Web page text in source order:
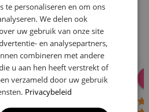
Donald Vossen
08:28 17 Dec 24
Lisa Vlok
06:41 08 Oct 24 10:58 31
te personaliseren en om ons
We delen ook
uw gebruik van onze site
en analysepartners,
combineren met andere
u aan hen heeft verstrekt of
verzameld door uw gebruik
Privacybeleid